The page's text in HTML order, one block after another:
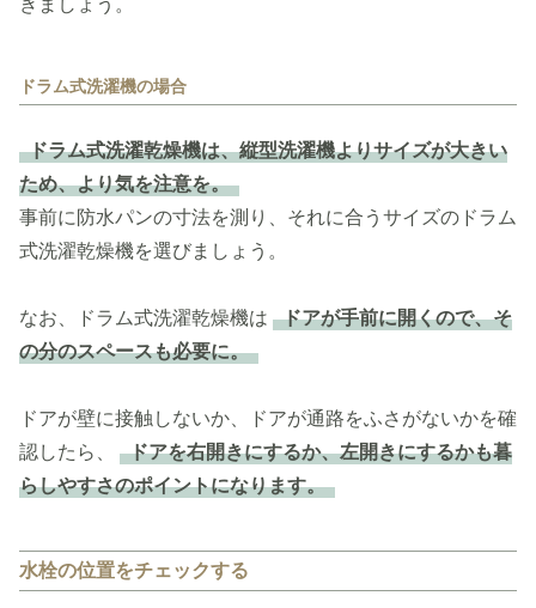
きましょう。
ドラム式洗濯機の場合
ドラム式洗濯乾燥機は、縦型洗濯機よりサイズが大きい
ため、より気を注意を。
事前に防水パンの寸法を測り、それに合うサイズのドラム
式洗濯乾燥機を選びましょう。
なお、ドラム式洗濯乾燥機は
ドアが手前に開くので、そ
の分のスペースも必要に。
ドアが壁に接触しないか、ドアが通路をふさがないかを確
認したら、
ドアを右開きにするか、左開きにするかも暮
らしやすさのポイントになります。
水栓の位置をチェックする